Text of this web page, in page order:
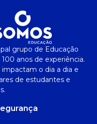
grupo de Educação
anos de experiência.
o dia a dia e
de estudantes e